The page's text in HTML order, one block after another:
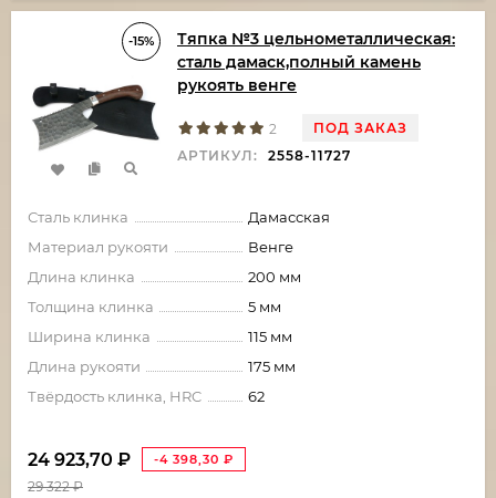
-15%
Тяпка №3 цельнометаллическая:
сталь дамаск,полный камень
рукоять венге
2
ПОД ЗАКАЗ
АРТИКУЛ:
2558-11727
Сталь клинка
Дамасская
Материал рукояти
Венге
Длина клинка
200 мм
Толщина клинка
5 мм
Ширина клинка
115 мм
Длина рукояти
175 мм
Твёрдость клинка, HRC
62
24 923,70 ₽ -4 398,30 ₽
29 322₽